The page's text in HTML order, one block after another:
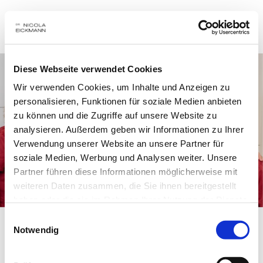
Diese Webseite verwendet Cookies
Wir verwenden Cookies, um Inhalte und Anzeigen zu
personalisieren, Funktionen für soziale Medien anbieten
zu können und die Zugriffe auf unsere Website zu
analysieren. Außerdem geben wir Informationen zu Ihrer
Verwendung unserer Website an unsere Partner für
soziale Medien, Werbung und Analysen weiter. Unsere
Partner führen diese Informationen möglicherweise mit
weiteren Daten zusammen, die Sie ihnen bereitgestellt
Notwendig
Stellenanzeigen